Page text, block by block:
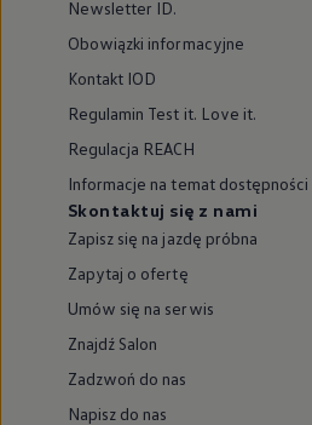
Newsletter ID.
Obowiązki informacyjne
Kontakt IOD
Regulamin Test it. Love it.
Regulacja REACH
Informacje na temat dostępności
Skontaktuj się z nami
Zapisz się na jazdę próbna
Zapytaj o ofertę
Umów się na serwis
Znajdź Salon
Zadzwoń do nas
Napisz do nas